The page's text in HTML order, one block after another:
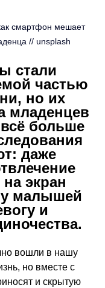
смартфон мешает
// unsplash
стали
частью
но их
младенцев
больше
даже
экран
малышей
и
вошли в нашу
но вместе с
и скрытую